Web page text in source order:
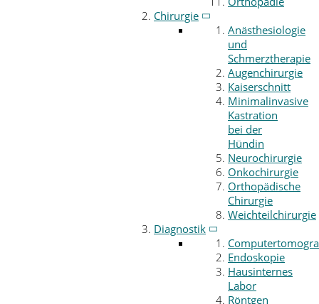
Chirurgie
Anästhesiologie
und
Schmerztherapie
Augenchirurgie
Kaiserschnitt
Minimalinvasive
Kastration
bei der
Hündin
Neurochirurgie
Onkochirurgie
Orthopädische
Chirurgie
Weichteilchirurgie
Diagnostik
Endoskopie
Hausinternes
Labor
Röntgen